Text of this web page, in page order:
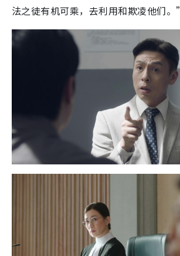
法之徒有机可乘，去利用和欺凌他们。”